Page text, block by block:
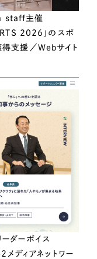
staff主催
2026」のスポ
得支援／Webサイト
ダーボイス
メディアネットワー